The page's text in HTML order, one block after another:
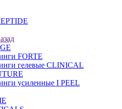
FORTE
гелевые CLINICAL
усиленные I PEEL